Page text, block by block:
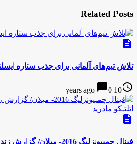
Related Posts
description
تلاش تیم‌های آلمانی برای جذب ستاره
access_time
10 years ago
chat_bubble0
description